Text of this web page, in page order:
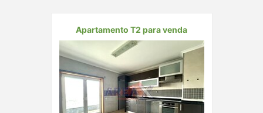
Apartamento T2 para venda